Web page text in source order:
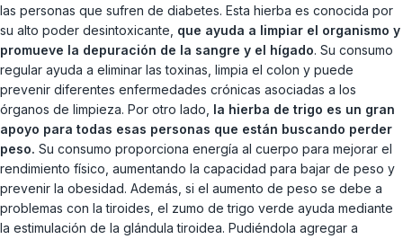
las personas que sufren de diabetes. Esta hierba es conocida por
su alto poder desintoxicante, que ayuda a limpiar el organismo y
promueve la depuración de la sangre y el hígado. Su consumo
regular ayuda a eliminar las toxinas, limpia el colon y puede
prevenir diferentes enfermedades crónicas asociadas a los
órganos de limpieza. Por otro lado, la hierba de trigo es un gran
apoyo para todas esas personas que están buscando perder
peso. Su consumo proporciona energía al cuerpo para mejorar el
rendimiento físico, aumentando la capacidad para bajar de peso y
prevenir la obesidad. Además, si el aumento de peso se debe a
problemas con la tiroides, el zumo de trigo verde ayuda mediante
la estimulación de la glándula tiroidea. Pudiéndola agregar a